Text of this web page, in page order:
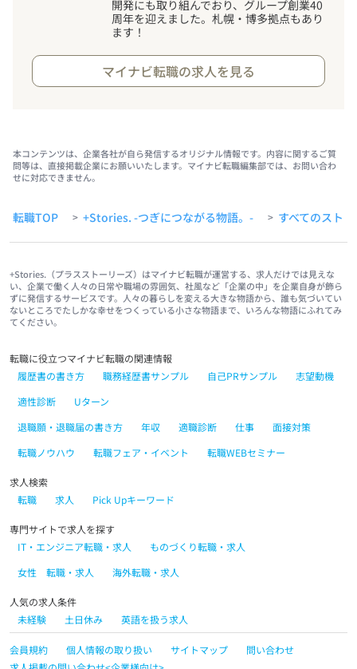
開発にも取り組んでおり、グループ創業40
周年を迎えました。札幌・博多拠点もあり
ます ！
マイナビ転職の求人を見る
本コンテンツは、企業各社が自ら発信するオリジナル情報です。内容に関するご質
問等は、直接掲載企業にお願いいたします。マイナビ転職編集部では、お問い合わ
せに対応できません。
転職TOP > +Stories. -つぎにつながる物語。- > すべてのスト
+Stories.（プラスストーリーズ）はマイナビ転職が運営する、求人だけでは見えな
い、企業で働く人々の日常や職場の雰囲気、社風など「企業の中」を企業自身が飾ら
ずに発信するサービスです。人々の暮らしを変える大きな物語から、誰も気づいてい
ないところでたしかな幸せをつくっている小さな物語まで、いろんな物語にふれてみ
てください。
転職に役立つマイナビ転職の関連情報
履歴書の書き方
職務経歴書サンプル 自己PRサンプル
志望動機
適性診断
Uターン
退職願・退職届の書き方
年収 適職診断 仕事
面接対策
転職ノウハウ
転職フェア・イベント 転職WEBセミナー
求人検索
転職
求人 Pick Upキーワード
専門サイトで求人を探す
IT・エンジニア転職・求人
ものづくり転職・求人
女性 転職・求人
海外転職・求人
人気の求人条件
未経験
土日休み 英語を扱う求人
会員規約 個人情報の取り扱い サイトマップ
問い合わせ